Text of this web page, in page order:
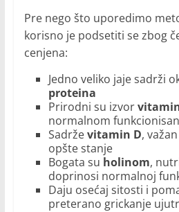
Pre nego što uporedimo
korisno je podsetiti se zbog
cenjena:
Jedno veliko jaje sadrži
proteina
Prirodni su izvor
normalnom
Sadrževitamin D,
opšte stanje
Bogata su holinom,
doprinosi normalnoj
Daju osećaj sitosti i
preterano grickanje